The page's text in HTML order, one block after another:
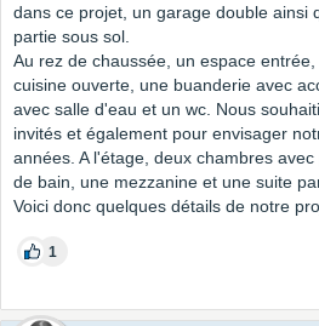
dans ce projet, un garage double ainsi
partie sous sol.
Au rez de chaussée, un espace
cuisine ouverte, une buanderie avec
avec salle d'eau et un wc. Nous
invités et également pour envisager
années. A l'étage, deux chambres avec
de bain, une mezzanine et une suite
Voici donc quelques détails de notre
1